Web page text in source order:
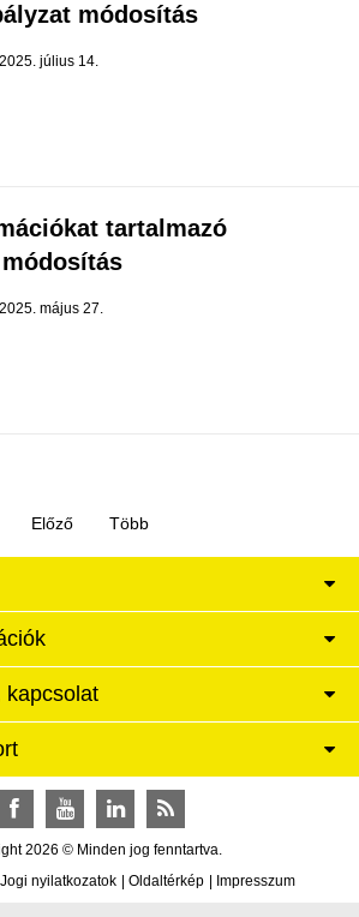
módosítás
2025. július 14.
tartalmazó
2025. május 27.
kapcsolat
2026 © Minden jog fenntartva.
FacebookYouTubeLinkedInRSS
Jogi nyilatkozatok | Oldaltérkép | Impresszum